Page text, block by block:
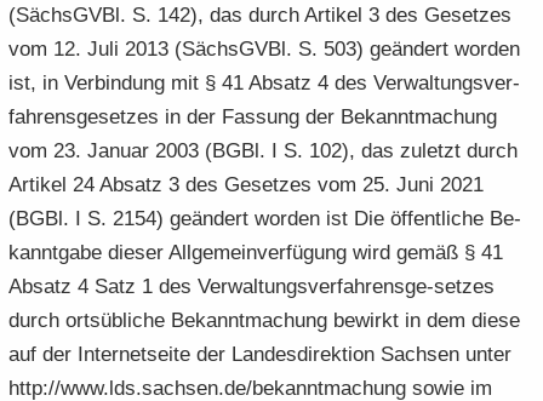
(Sächs­GVBl. S. 142), das durch Ar­ti­kel 3 des Ge­set­zes
vom 12. Juli 2013 (Sächs­GVBl. S. 503) ge­än­dert wor­den
ist, in Ver­bin­dung mit § 41 Ab­satz 4 des Ver­wal­tungs­ver­
fah­rens­ge­set­zes in der Fas­sung der Be­kannt­ma­chung
vom 23. Ja­nu­ar 2003 (BGBl. I S. 102), das zu­letzt durch
Ar­ti­kel 24 Ab­satz 3 des Ge­set­zes vom 25. Juni 2021
(BGBl. I S. 2154) ge­än­dert wor­den ist Die öf­fent­li­che Be­
kannt­ga­be die­ser All­ge­mein­ver­fü­gung wird gemäß § 41
Ab­satz 4 Satz 1 des Verwaltungsverfahrensge-​setzes
durch orts­üb­li­che Be­kannt­ma­chung be­wirkt in dem diese
auf der In­ter­net­sei­te der Lan­des­di­rek­ti­on Sach­sen unter
http://www.lds.sach­sen.de/be­kannt­ma­chung sowie im